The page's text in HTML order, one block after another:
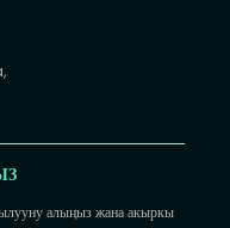
алыңыз жана акыркы